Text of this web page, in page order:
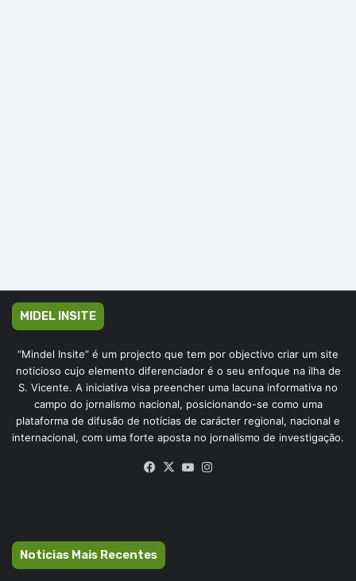
MIDEL INSITE
“Mindel Insite” é um projecto que tem por objectivo criar um site
noticioso cujo elemento diferenciador é o seu enfoque na ilha de
S. Vicente. A iniciativa visa preencher uma lacuna informativa no
campo do jornalismo nacional, posicionando-se como uma
plataforma de difusão de notícias de carácter regional, nacional e
internacional, com uma forte aposta no jornalismo de investigação.
Facebook
X YouTube
Noticias Mais Recentes